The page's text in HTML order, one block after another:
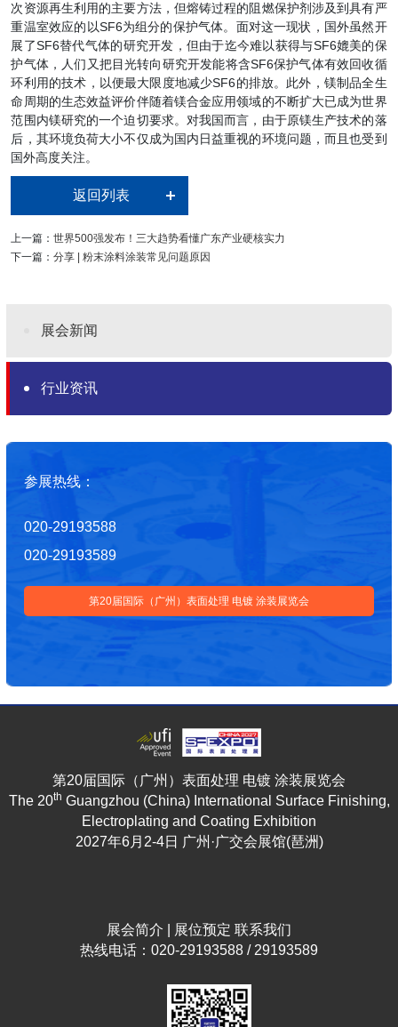
次资源再生利用的主要方法，但熔铸过程的阻燃保护剂涉及到具有严
重温室效应的以SF6为组分的保护气体。面对这一现状，国外虽然开
展了SF6替代气体的研究开发，但由于迄今难以获得与SF6媲美的保
护气体，人们又把目光转向研究开发能将含SF6保护气体有效回收循
环利用的技术，以便最大限度地减少SF6的排放。此外，镁制品全生
命周期的生态效益评价伴随着镁合金应用领域的不断扩大已成为世界
范围内镁研究的一个迫切要求。对我国而言，由于原镁生产技术的落
后，其环境负荷大小不仅成为国内日益重视的环境问题，而且也受到
国外高度关注。
返回列表
上一篇：世界500强发布！三大趋势看懂广东产业硬核实力
下一篇：分享 | 粉末涂料涂装常见问题原因
展会新闻
行业资讯
参展热线：
020-29193588
020-29193589
第20届国际（广州）表面处理 电镀 涂装展览会
第20届国际（广州）表面处理 电镀 涂装展览会
The 20th Guangzhou (China) International Surface Finishing,
Electroplating and Coating Exhibition
2027年6月2-4日 广州·广交会展馆(琶洲)
展会简介 展位预定 联系我们
热线电话：020-29193588 / 29193589